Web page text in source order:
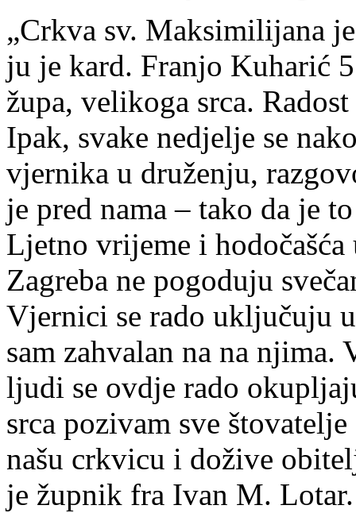
„Crkva sv. Maksimilijana
ju je kard. Franjo Kuharić
župa, velikoga srca.
Ipak, svake nedjelje se
vjernika u druženju,
je pred nama – tako da je
Ljetno vrijeme i
Zagreba ne pogoduju
Vjernici se rado uključuju
sam zahvalan na na
ljudi se ovdje rado
srca pozivam sve
našu crkvicu i dožive
je župnik fra Ivan M. Lotar.